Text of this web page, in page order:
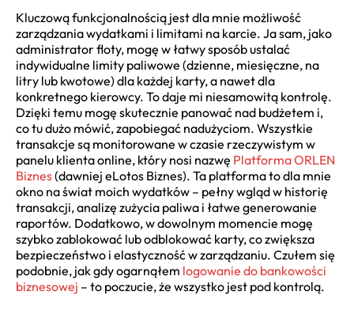
Kluczową funkcjonalnością jest dla mnie możliwość
zarządzania wydatkami i limitami na karcie. Ja sam, jako
administrator floty, mogę w łatwy sposób ustalać
indywidualne limity paliwowe (dzienne, miesięczne, na
litry lub kwotowe) dla każdej karty, a nawet dla
konkretnego kierowcy. To daje mi niesamowitą kontrolę.
Dzięki temu mogę skutecznie panować nad budżetem i,
co tu dużo mówić, zapobiegać nadużyciom. Wszystkie
transakcje są monitorowane w czasie rzeczywistym w
panelu klienta online, który nosi nazwę Platforma ORLEN
Biznes(dawniej eLotos Biznes). Ta platforma to dla mnie
okno na świat moich wydatków – pełny wgląd w historię
transakcji, analizę zużycia paliwa i łatwe generowanie
raportów. Dodatkowo, w dowolnym momencie mogę
szybko zablokować lub odblokować karty, co zwiększa
bezpieczeństwo i elastyczność w zarządzaniu. Czułem się
podobnie, jak gdy ogarnąłem logowanie do bankowości
biznesowej – to poczucie, że wszystko jest pod kontrolą.